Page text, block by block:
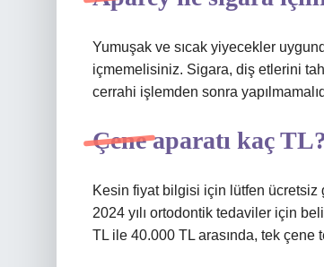
Yumuşak ve sıcak yiyecekler
içmemelisiniz. Sigara, diş etlerini
cerrahi işlemden sonra
Çene aparatı kaç
Kesin fiyat bilgisi için lütfen ücretsiz
2024 yılı ortodontik tedaviler için
TL ile 40.000 TL arasında, tek çene